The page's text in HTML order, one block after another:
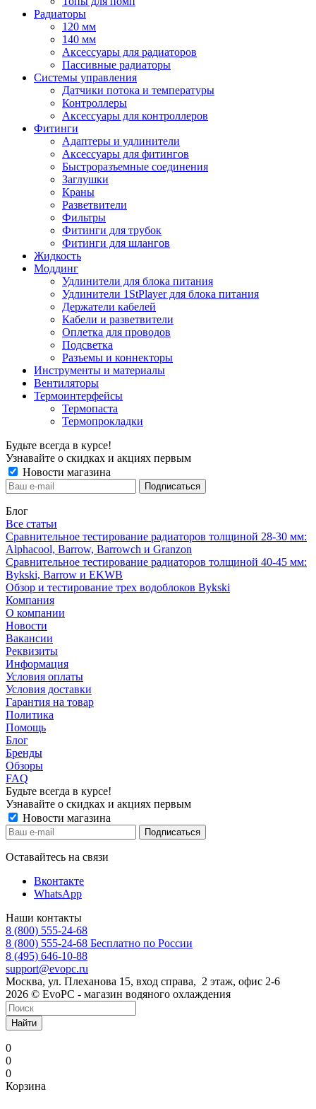
Радиаторы
120 мм
140 мм
Аксессуары для радиаторов
Пассивные радиаторы
Системы управления
Датчики потока и температуры
Контроллеры
Аксессуары для контроллеров
Фитинги
Адаптеры и удлинители
Аксессуары для фитингов
Быстроразъемные соединения
Заглушки
Краны
Разветвители
Фильтры
Фитинги для трубок
Фитинги для шлангов
Жидкость
Моддинг
Удлинители для блока питания
Удлинители 1StPlayer для блока питания
Держатели кабелей
Кабели и разветвители
Оплетка для проводов
Подсветка
Разъемы и коннекторы
Инструменты и материалы
Вентиляторы
Термоинтерфейсы
Термопаста
Термопрокладки
Будьте всегда в курсе!
Узнавайте о скидках и акциях первым
Новости магазина
Блог
Все статьи
Сравнительное тестирование радиаторов толщиной 28-30 мм:
Alphacool, Barrow, Barrowch и Granzon
Сравнительное тестирование радиаторов толщиной 40-45 мм:
Bykski, Barrow и EKWB
Обзор и тестирование трех водоблоков Bykski
Компания
О компании
Новости
Вакансии
Реквизиты
Информация
Условия оплаты
Условия доставки
Гарантия на товар
Политика
Помощь
Блог
Бренды
Обзоры
FAQ
Будьте всегда в курсе!
Узнавайте о скидках и акциях первым
Новости магазина
Оставайтесь на связи
Вконтакте
WhatsApp
Наши контакты
8 (800) 555-24-68
8 (800) 555-24-68 Бесплатно по России
8 (495) 646-10-88
support@evopc.ru
Москва, ул. Плеханова 15, вход справа, 2 этаж, офис 2-6
2026 © EvoPC - магазин водяного охлаждения
Найти
0
0
0
Корзина